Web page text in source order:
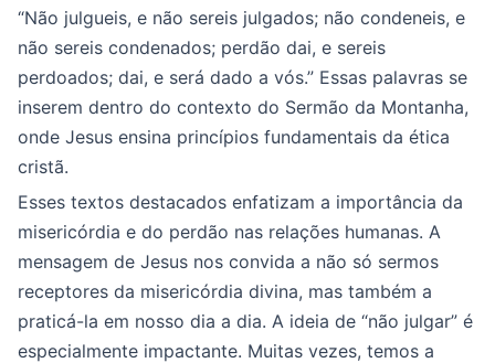
“Não julgueis, e não sereis julgados; não condeneis, e
não sereis condenados; perdão dai, e sereis
perdoados; dai, e será dado a vós.” Essas palavras se
inserem dentro do contexto do Sermão da Montanha,
onde Jesus ensina princípios fundamentais da ética
cristã.
Esses textos destacados enfatizam a importância da
misericórdia e do perdão nas relações humanas. A
mensagem de Jesus nos convida a não só sermos
receptores da misericórdia divina, mas também a
praticá-la em nosso dia a dia. A ideia de “não julgar” é
especialmente impactante. Muitas vezes, temos a